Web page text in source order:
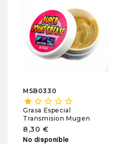
MSB0330
star star_border star_border star_border star_border
Grasa Especial
Transmision Mugen
8,30 €
No disponible